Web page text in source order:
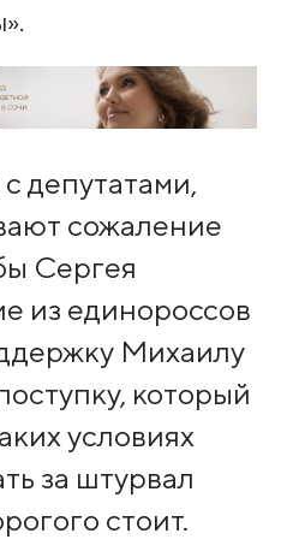
депутатами,
сожаление
Сергея
из единороссов
Михаилу
который
условиях
за штурвал
стоит.